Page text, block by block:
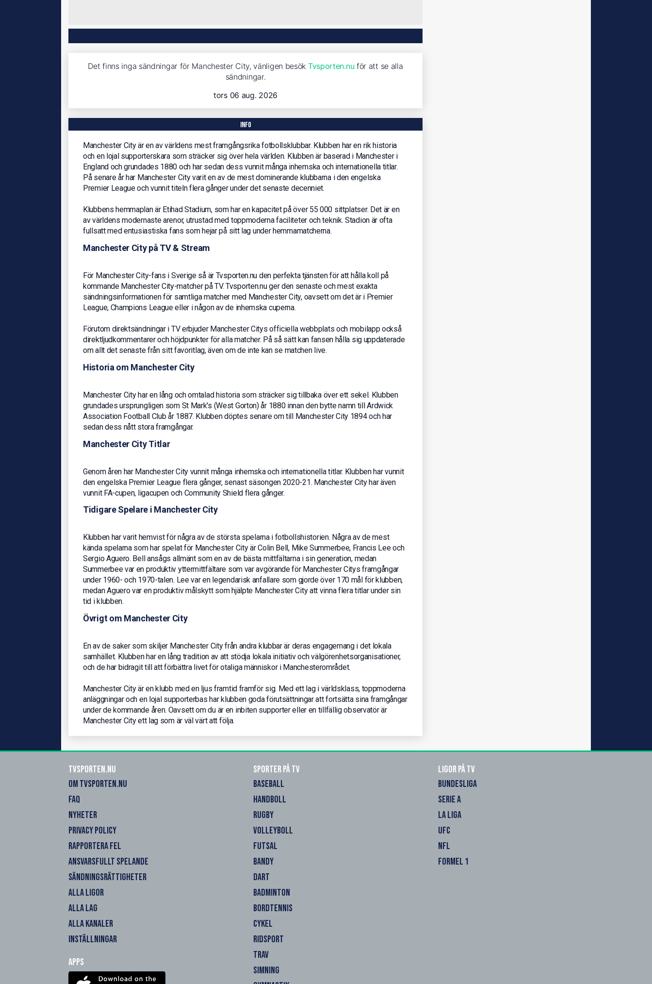
Det finns inga sändningar för Manchester City, vänligen besök Tvsporten.nu för att se alla
sändningar.
tors 06 aug. 2026
info
Manchester City är en av världens mest framgångsrika fotbollsklubbar. Klubben har en rik historia
och en lojal supporterskara som sträcker sig över hela världen. Klubben är baserad i Manchester i
England och grundades 1880 och har sedan dess vunnit många inhemska och internationella titlar.
På senare år har Manchester City varit en av de mest dominerande klubbarna i den engelska
Premier League och vunnit titeln flera gånger under det senaste decenniet.
Klubbens hemmaplan är Etihad Stadium, som har en kapacitet på över 55 000 sittplatser. Det är en
av världens modernaste arenor, utrustad med toppmoderna faciliteter och teknik. Stadion är ofta
fullsatt med entusiastiska fans som hejar på sitt lag under hemmamatcherna.
Manchester City på TV & Stream
För Manchester City-fans i Sverige så är Tvsporten.nu den perfekta tjänsten för att hålla koll på
kommande Manchester City-matcher på TV. Tvsporten.nu ger den senaste och mest exakta
sändningsinformationen för samtliga matcher med Manchester City, oavsett om det är i Premier
League, Champions League eller i någon av de inhemska cuperna.
Förutom direktsändningar i TV erbjuder Manchester Citys officiella webbplats och mobilapp också
direktljudkommentarer och höjdpunkter för alla matcher. På så sätt kan fansen hålla sig uppdaterade
om allt det senaste från sitt favoritlag, även om de inte kan se matchen live.
Historia om Manchester City
Manchester City har en lång och omtalad historia som sträcker sig tillbaka över ett sekel. Klubben
grundades ursprungligen som St Mark's (West Gorton) år 1880 innan den bytte namn till Ardwick
Association Football Club år 1887. Klubben döptes senare om till Manchester City 1894 och har
sedan dess nått stora framgångar.
Manchester City Titlar
Genom åren har Manchester City vunnit många inhemska och internationella titlar. Klubben har vunnit
den engelska Premier League flera gånger, senast säsongen 2020-21. Manchester City har även
vunnit FA-cupen, ligacupen och Community Shield flera gånger.
Tidigare Spelare i Manchester City
Klubben har varit hemvist för några av de största spelarna i fotbollshistorien. Några av de mest
kända spelarna som har spelat för Manchester City är Colin Bell, Mike Summerbee, Francis Lee och
Sergio Aguero. Bell ansågs allmänt som en av de bästa mittfältarna i sin generation, medan
Summerbee var en produktiv yttermittfältare som var avgörande för Manchester Citys framgångar
under 1960- och 1970-talen. Lee var en legendarisk anfallare som gjorde över 170 mål för klubben,
medan Aguero var en produktiv målskytt som hjälpte Manchester City att vinna flera titlar under sin
tid i klubben.
Övrigt om Manchester City
En av de saker som skiljer Manchester City från andra klubbar är deras engagemang i det lokala
samhället. Klubben har en lång tradition av att stödja lokala initiativ och välgörenhetsorganisationer,
och de har bidragit till att förbättra livet för otaliga människor i Manchesterområdet.
Manchester City är en klubb med en ljus framtid framför sig. Med ett lag i världsklass, toppmoderna
anläggningar och en lojal supporterbas har klubben goda förutsättningar att fortsätta sina framgångar
under de kommande åren. Oavsett om du är en inbiten supporter eller en tillfällig observatör är
Manchester City ett lag som är väl värt att följa.
Tvsporten.nu
OM TVSPORTEN.NU
FAQ
NYHETER
PRIVACY POLICY
RAPPORTERA FEL
ANSVARSFULLT SPELANDE
SÄNDNINGSRÄTTIGHETER
ALLA LIGOR
ALLA LAG
ALLA KANALER
INSTÄLLNINGAR
Apps
Sporter på TV
BASEBALL
HANDBOLL
RUGBY
VOLLEYBOLL
FUTSAL
BANDY
DART
BADMINTON
BORDTENNIS
CYKEL
RIDSPORT
TRAV
SIMNING
Ligor på TV
BUNDESLIGA
SERIE A
LA LIGA
UFC
NFL
FORMEL 1